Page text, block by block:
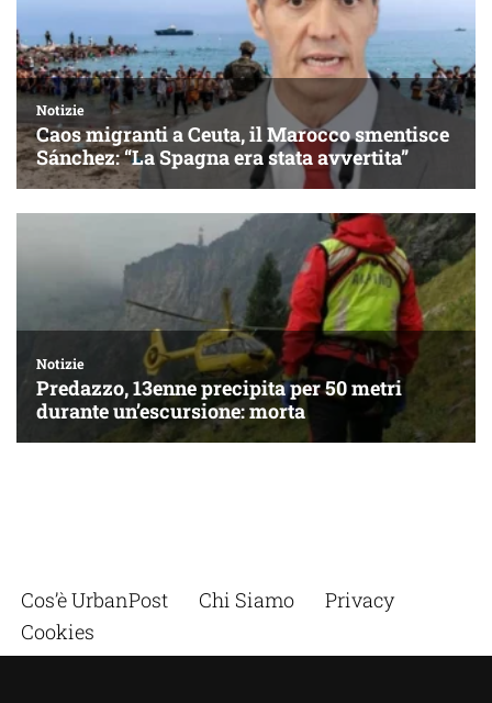
Cos’è UrbanPost Chi Siamo
Privacy
Cookies